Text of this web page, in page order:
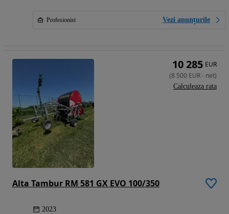
Profesionist Vezi anunțurile
Alta Tambur RM 581 GX EVO 100/350
2023
10 285 EUR
(8 500 EUR- net)
Calculeaza rata